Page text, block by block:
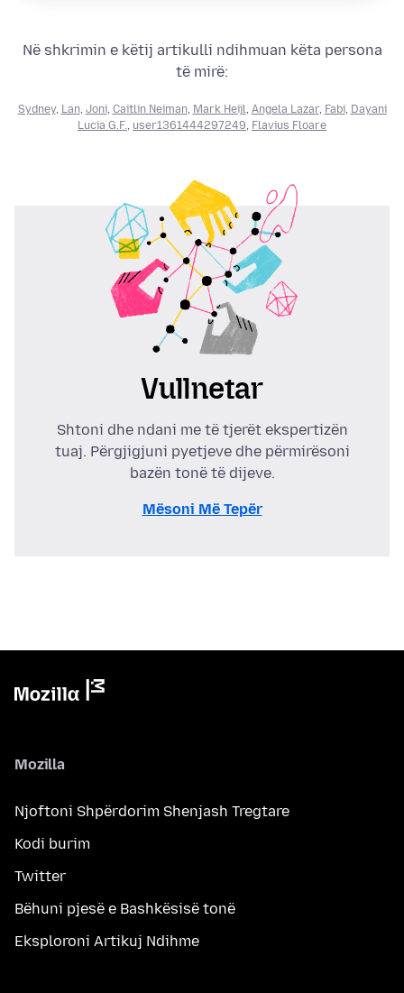
Në shkrimin e këtij artikulli ndihmuan këta persona
të mirë:
Sydney, Lan, Joni, Caitlin Neiman, Mark Heijl, Angela Lazar, Fabi, Dayani
Lucia G.F., user1361444297249, Flavius Floare
Vullnetar
Shtoni dhe ndani me të tjerët ekspertizën
tuaj. Përgjigjuni pyetjeve dhe përmirësoni
bazën tonë të dijeve.
Mësoni Më Tepër
Mozilla
Njoftoni Shpërdorim Shenjash Tregtare
Kodi burim
Twitter
Bëhuni pjesë e Bashkësisë tonë
Eksploroni Artikuj Ndihme